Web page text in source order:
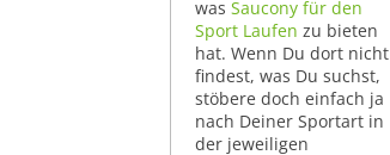
was Saucony für den
Sport Laufen zu bieten
hat. Wenn Du dort nicht
findest, was Du suchst,
stöbere doch einfach ja
nach Deiner Sportart in
der jeweiligen